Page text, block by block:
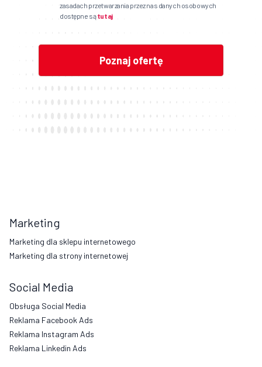
zasadach przetwarzania przez nas danych osobowych
dostępne sątutaj
Marketing
Marketing dla sklepu internetowego
Marketing dla strony internetowej
Social Media
Obsługa Social Media
Reklama Facebook Ads
Reklama Instagram Ads
Reklama Linkedin Ads